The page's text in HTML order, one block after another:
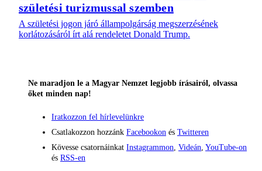
születési turizmussal szemben
A születési jogon járó állampolgárság megszerzésének
korlátozásáról írt alá rendeletet Donald Trump.
Ne maradjon le a Magyar Nemzet legjobb írásairól, olvassa
őket minden nap!
Iratkozzon fel hírlevelünkre
Csatlakozzon hozzánk Facebookon és Twitteren
Kövesse csatornáinkat Instagrammon, Videán, YouTube-on
és RSS-en